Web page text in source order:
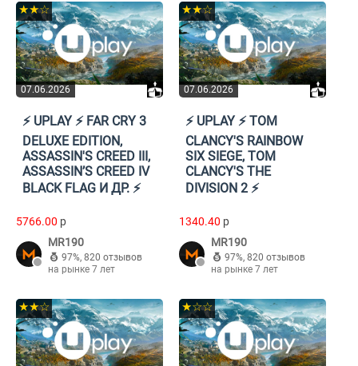
07.06.2026
★★☆
⚡️ UPLAY ⚡️ FAR CRY 3
DELUXE EDITION,
ASSASSIN'S CREED III,
ASSASSIN’S CREED IV
BLACK FLAG И ДР. ⚡️
5766.00 p
MR190
97%, 820 отзывов
на рынке 7 лет
07.06.2026
★★☆
⚡️ UPLAY ⚡️ TOM
CLANCY'S RAINBOW
SIX SIEGE, TOM
CLANCY'S THE
DIVISION 2 ⚡️
1340.40 p
MR190
97%, 820 отзывов
на рынке 7 лет
★★☆ ★☆☆